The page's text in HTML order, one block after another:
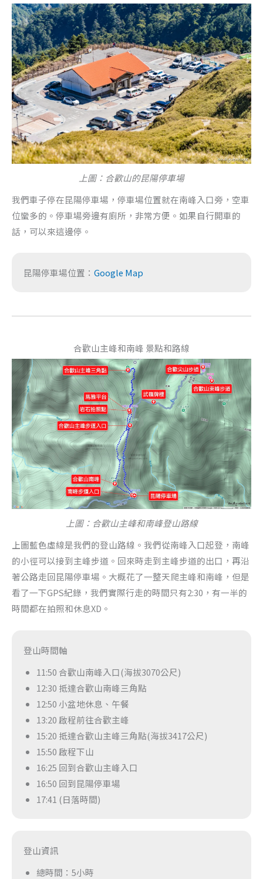
上圖：合歡山的昆陽停車場
我們車子停在昆陽停車場，停車場位置就在南峰入口旁，空車
位蠻多的。停車場旁邊有廁所，非常方便。如果自行開車的
話，可以來這邊停。
昆陽停車場位置： Google Map
合歡山主峰和南峰 景點和路線
上圖：合歡山主峰和南峰登山路線
上圖藍色虛線是我們的登山路線。我們從南峰入口起登，南峰
的小徑可以接到主峰步道。回來時走到主峰步道的出口，再沿
著公路走回昆陽停車場。大概花了一整天爬主峰和南峰，但是
看了一下GPS紀錄，我們實際行走的時間只有2:30，有一半的
時間都在拍照和休息XD。
登山時間軸
11:50 合歡山南峰入口(海拔3070公尺)
12:30 抵達合歡山南峰三角點
12:50 小盆地休息、午餐
13:20 啟程前往合歡主峰
15:20 抵達合歡山主峰三角點(海拔3417公尺)
15:50 啟程下山
16:25 回到合歡山主峰入口
16:50 回到昆陽停車場
17:41 (日落時間)
登山資訊
總時間：5小時